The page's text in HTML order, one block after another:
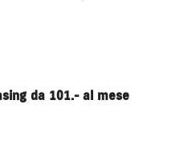
da 101.- al mese